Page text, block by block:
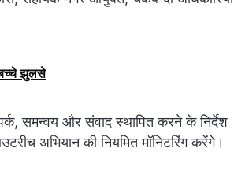
बच्चे झुलसे
समन्वय और संवाद स्थापित करने के निर्देश
अभियान की नियमित मॉनिटरिंग करेंगे।